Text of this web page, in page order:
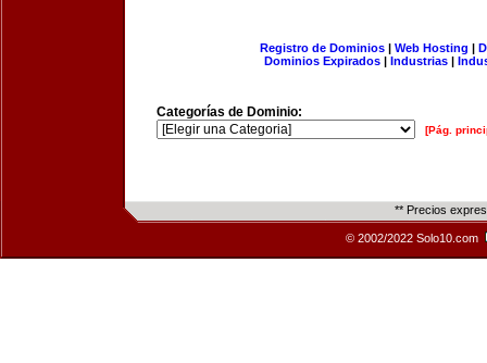
Registro de Dominios| Web Hosting |
Dominios Expirados | Industrias |
Categorías de Dominio:
[Pág.
** Precios
© 2002/2022 Solo10.com